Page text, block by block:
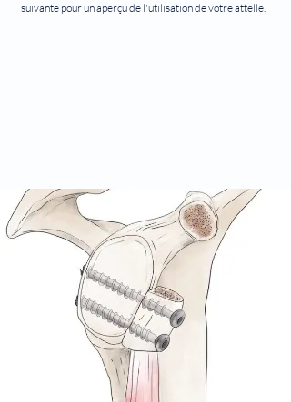
suivante pour un aperçu de l'utilisation de votre attelle.